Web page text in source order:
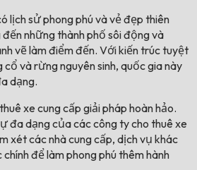
lịch sử phong phú và vẻ đẹp thiên
những thành phố sôi động và
vẽ làm điểm đến. Với kiến ​​trúc tuyệt
và rừng nguyên sinh, quốc gia này
dạng.
xe cung cấp giải pháp hoàn hảo.
đa dạng của các công ty cho thuê xe
xét các nhà cung cấp, dịch vụ khác
để làm phong phú thêm hành